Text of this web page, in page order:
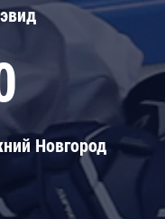
Новгород